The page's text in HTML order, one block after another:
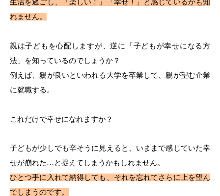
生活を過ごし、「楽しい！」「幸せ！」と感じているかも知
れません。
親は子どもを心配しますが、逆に「子どもが幸せになる方
法」を知っているのでしょうか？
例えば、親が良いといわれる大学を卒業して、親が望む企業
に就職する。
これだけで幸せになれますか？
子どもが少しでも辛そうに見えると、いままで感じていた幸
せが崩れた…と捉えてしまうかもしれません。
ひとつ手に入れて納得しても、それを忘れてさらに上を望ん
でしまうのです。